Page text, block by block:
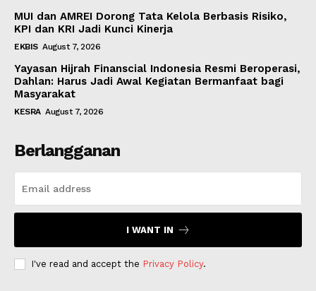
MUI dan AMREI Dorong Tata Kelola Berbasis Risiko,
KPI dan KRI Jadi Kunci Kinerja
EKBIS August 7, 2026
Yayasan Hijrah Finanscial Indonesia Resmi Beroperasi,
Dahlan: Harus Jadi Awal Kegiatan Bermanfaat bagi
Masyarakat
KESRA August 7, 2026
Berlangganan
I WANT IN
I've read and accept the Privacy Policy.